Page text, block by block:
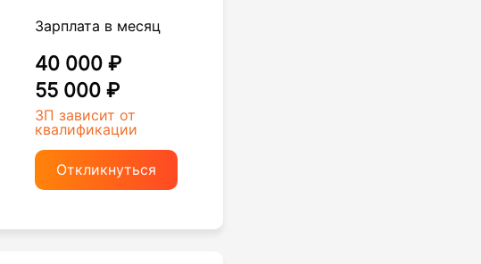
Зарплата в месяц
40 000 ₽
55 000 ₽
ЗП зависит от
квалификации
Откликнуться